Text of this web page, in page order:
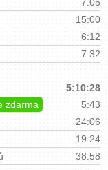
7:05
15:00
6:12
7:32
5:10:28
zdarma
5:43
24:06
19:24
38:58